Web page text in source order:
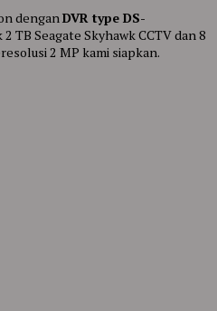
dengan DVR type DS-
TB Seagate Skyhawk CCTV dan 8
2 MP kami siapkan.